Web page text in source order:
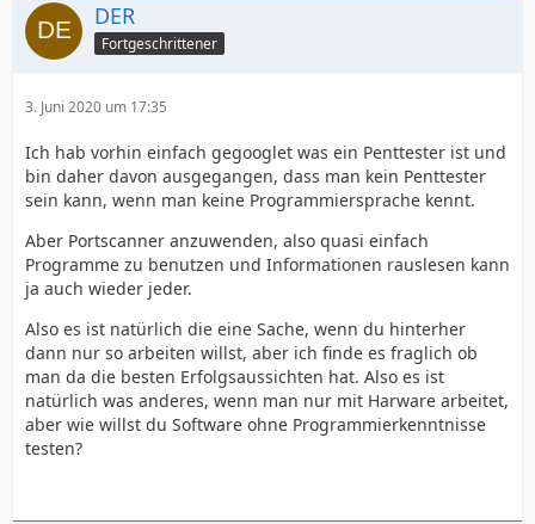
DER
Fortgeschrittener
3. Juni 2020 um 17:35
Ich hab vorhin einfach gegooglet was ein Penttester ist und
bin daher davon ausgegangen, dass man kein Penttester
sein kann, wenn man keine Programmiersprache kennt.
Aber Portscanner anzuwenden, also quasi einfach
Programme zu benutzen und Informationen rauslesen kann
ja auch wieder jeder.
Also es ist natürlich die eine Sache, wenn du hinterher
dann nur so arbeiten willst, aber ich finde es fraglich ob
man da die besten Erfolgsaussichten hat. Also es ist
natürlich was anderes, wenn man nur mit Harware arbeitet,
aber wie willst du Software ohne Programmierkenntnisse
testen?